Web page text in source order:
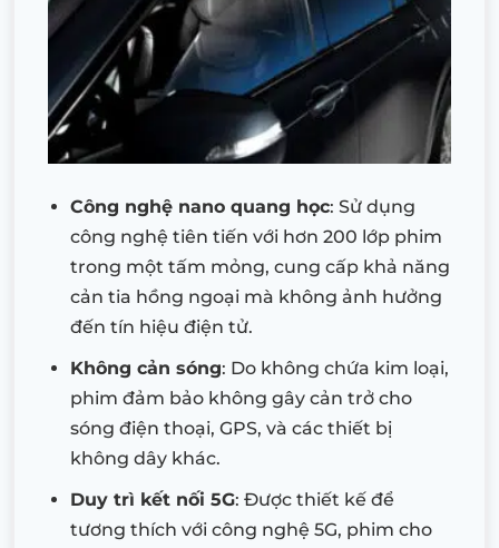
Công nghệ nano quang học: Sử dụng
công nghệ tiên tiến với hơn 200 lớp phim
trong một tấm mỏng, cung cấp khả năng
cản tia hồng ngoại mà không ảnh hưởng
đến tín hiệu điện tử.
Không cản sóng: Do không chứa kim loại,
phim đảm bảo không gây cản trở cho
sóng điện thoại, GPS, và các thiết bị
không dây khác.
Duy trì kết nối 5G: Được thiết kế để
tương thích với công nghệ 5G, phim cho